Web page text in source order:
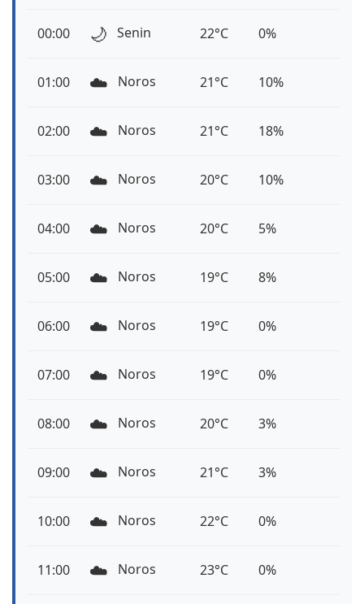
00:00 🌙 Senin 22°C 0%
01:00 ☁️ Noros 21°C 10%
02:00 ☁️ Noros 21°C 18%
03:00 ☁️ Noros 20°C 10%
04:00 ☁️ Noros 20°C 5%
05:00 ☁️ Noros 19°C 8%
06:00 ☁️ Noros 19°C 0%
07:00 ☁️ Noros 19°C 0%
08:00 ☁️ Noros 20°C 3%
09:00 ☁️ Noros 21°C 3%
10:00 ☁️ Noros 22°C 0%
11:00 ☁️ Noros 23°C 0%